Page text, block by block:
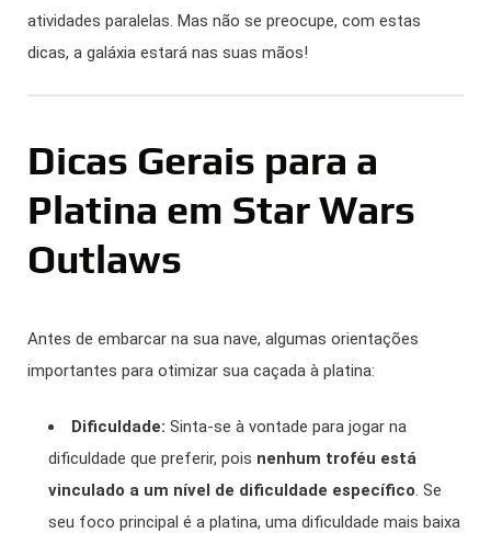
atividades paralelas. Mas não se preocupe, com estas
dicas, a galáxia estará nas suas mãos!
Dicas Gerais para a
Platina em Star Wars
Outlaws
Antes de embarcar na sua nave, algumas orientações
importantes para otimizar sua caçada à platina:
Dificuldade: Sinta-se à vontade para jogar na
dificuldade que preferir, pois nenhum troféu está
vinculado a um nível de dificuldade específico. Se
seu foco principal é a platina, uma dificuldade mais baixa